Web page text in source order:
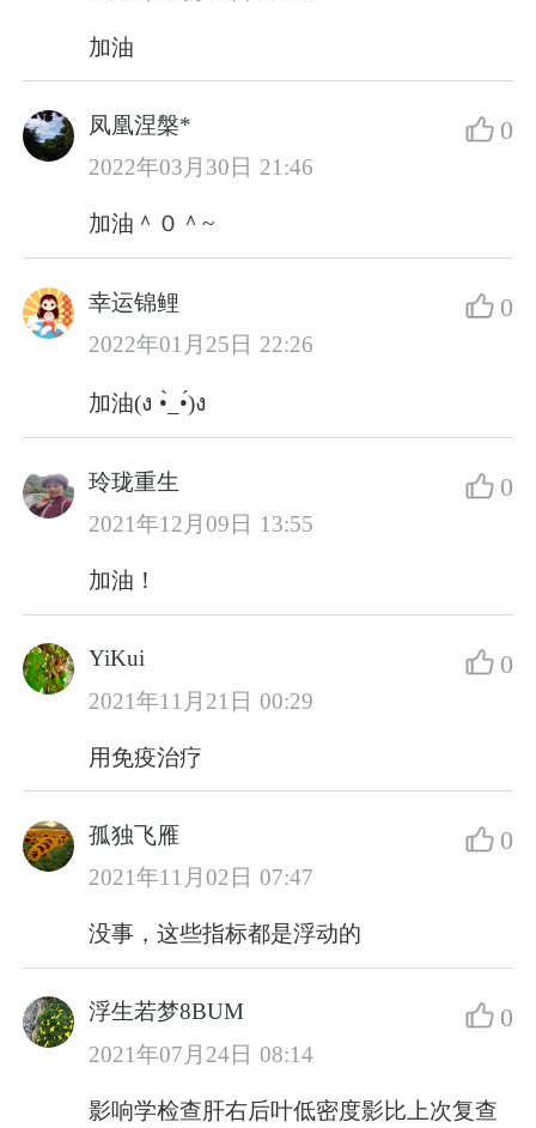
加油
凤凰涅槃*
2022年03月30日 21:46
0
加油＾０＾~
幸运锦鲤
2022年01月25日 22:26
0
加油(ง •̀_•́)ง
玲珑重生
2021年12月09日 13:55
0
加油！
YiKui
2021年11月21日 00:29
0
用免疫治疗
孤独飞雁
2021年11月02日 07:47
0
没事，这些指标都是浮动的
浮生若梦8BUM
2021年07月24日 08:14
0
影响学检查肝右后叶低密度影比上次复查